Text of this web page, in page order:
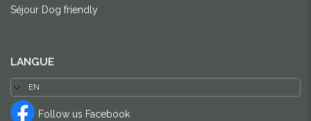
Séjour Dog friendly
LANGUE
Follow us Facebook